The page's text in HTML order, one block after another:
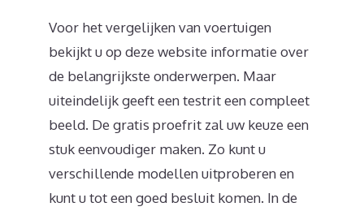
Voor het vergelijken van voertuigen
bekijkt u op deze website informatie over
de belangrijkste onderwerpen. Maar
uiteindelijk geeft een testrit een compleet
beeld. De gratis proefrit zal uw keuze een
stuk eenvoudiger maken. Zo kunt u
verschillende modellen uitproberen en
kunt u tot een goed besluit komen. In de